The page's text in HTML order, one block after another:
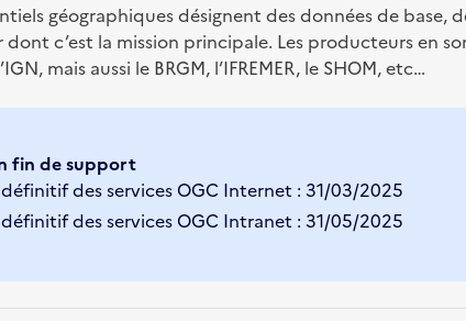
géographiques désignent des données de base,
c’est la mission principale. Les producteurs en
mais aussi le BRGM, l’IFREMER, le SHOM, etc…
fin de support
des services OGC Internet : 31/03/2025
des services OGC Intranet : 31/05/2025